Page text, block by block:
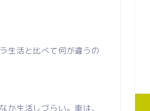
生活と比べて何が違うの
か生活しづらい。車は、